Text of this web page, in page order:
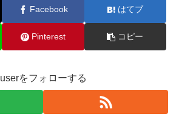
Facebook はてブ
Pinterest コピー
userをフォローする